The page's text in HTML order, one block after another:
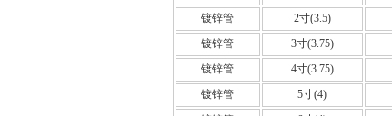
镀锌管
2寸(3.5)
镀锌管
3寸(3.75)
镀锌管
4寸(3.75)
镀锌管
5寸(4)